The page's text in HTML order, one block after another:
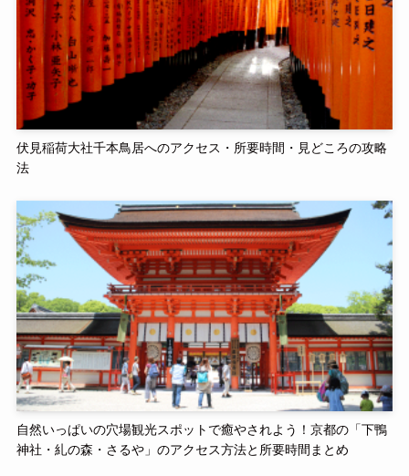
伏見稲荷大社千本鳥居へのアクセス・所要時間・見どころの攻略
法
自然いっぱいの穴場観光スポットで癒やされよう！京都の「下鴨
神社・糺の森・さるや」のアクセス方法と所要時間まとめ